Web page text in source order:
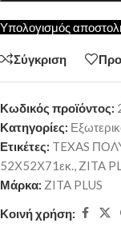
Υπολογισμός
Σύγκριση
Κωδικός προϊόντος:
Κατηγορίες:
Ετικέτες: TEXAS
52Χ52Χ71εκ., ZITA
Μάρκα: ZITA PLUS
Κοινή χρήση: